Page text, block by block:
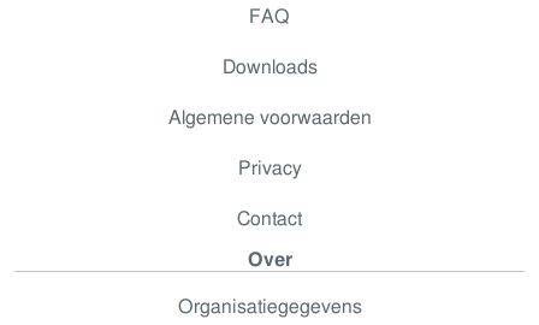
FAQ
Downloads
Algemene voorwaarden
Privacy
Contact
Over
Organisatiegegevens